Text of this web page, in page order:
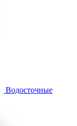
Водосточные